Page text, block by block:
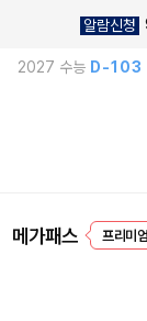
알람신청
2027 수능 D-103
메가패스